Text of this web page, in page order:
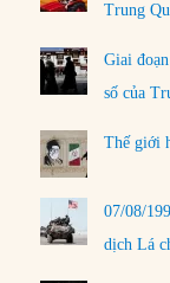
Trung
Giai
số của
Thế giới
07/08/
dịch Lá